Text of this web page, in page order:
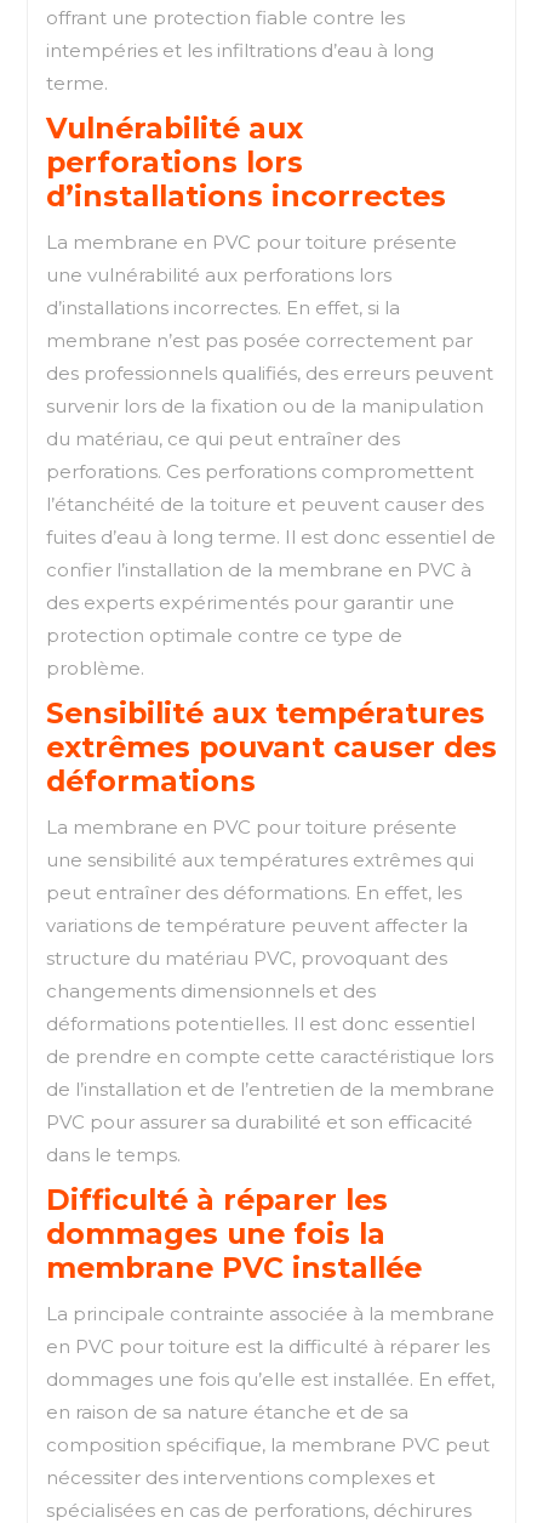
offrant une protection fiable contre les
intempéries et les infiltrations d’eau à long
terme.
Vulnérabilité aux
perforations lors
d’installations incorrectes
La membrane en PVC pour toiture présente
une vulnérabilité aux perforations lors
d’installations incorrectes. En effet, si la
membrane n’est pas posée correctement par
des professionnels qualifiés, des erreurs peuvent
survenir lors de la fixation ou de la manipulation
du matériau, ce qui peut entraîner des
perforations. Ces perforations compromettent
l’étanchéité de la toiture et peuvent causer des
fuites d’eau à long terme. Il est donc essentiel de
confier l’installation de la membrane en PVC à
des experts expérimentés pour garantir une
protection optimale contre ce type de
problème.
Sensibilité aux températures
extrêmes pouvant causer des
déformations
La membrane en PVC pour toiture présente
une sensibilité aux températures extrêmes qui
peut entraîner des déformations. En effet, les
variations de température peuvent affecter la
structure du matériau PVC, provoquant des
changements dimensionnels et des
déformations potentielles. Il est donc essentiel
de prendre en compte cette caractéristique lors
de l’installation et de l’entretien de la membrane
PVC pour assurer sa durabilité et son efficacité
dans le temps.
Difficulté à réparer les
dommages une fois la
membrane PVC installée
La principale contrainte associée à la membrane
en PVC pour toiture est la difficulté à réparer les
dommages une fois qu’elle est installée. En effet,
en raison de sa nature étanche et de sa
composition spécifique, la membrane PVC peut
nécessiter des interventions complexes et
spécialisées en cas de perforations, déchirures